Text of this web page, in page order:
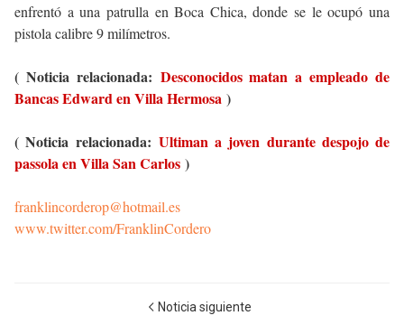
enfrentó a una patrulla en Boca Chica, donde se le ocupó una
pistola calibre 9 milímetros.
( Noticia relacionada: Desconocidos matan a empleado de
Bancas Edward en Villa Hermosa )
( Noticia relacionada: Ultiman a joven durante despojo de
passola en Villa San Carlos )
franklincorderop@hotmail.es
www.twitter.com/FranklinCordero
Noticia siguiente